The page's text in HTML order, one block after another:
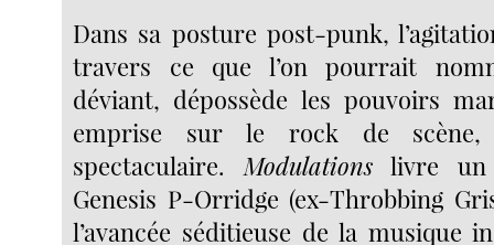
Dans sa posture post-punk,
travers ce que l’on pourrait
déviant, dépossède les pouvoirs
emprise sur le rock de scène,
spectaculaire. Modulations livre un
Genesis P-Orridge (ex-Throbbing
l’avancée séditieuse de la musique